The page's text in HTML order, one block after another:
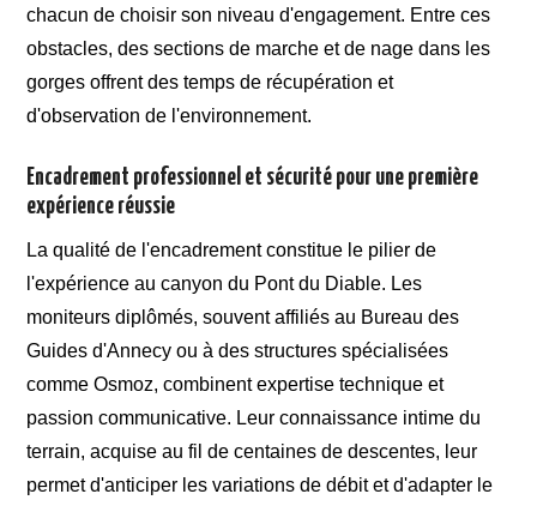
chacun de choisir son niveau d'engagement. Entre ces
obstacles, des sections de marche et de nage dans les
gorges offrent des temps de récupération et
d'observation de l'environnement.
Encadrement professionnel et sécurité pour une première
expérience réussie
La qualité de l'encadrement constitue le pilier de
l'expérience au canyon du Pont du Diable. Les
moniteurs diplômés, souvent affiliés au Bureau des
Guides d'Annecy ou à des structures spécialisées
comme Osmoz, combinent expertise technique et
passion communicative. Leur connaissance intime du
terrain, acquise au fil de centaines de descentes, leur
permet d'anticiper les variations de débit et d'adapter le